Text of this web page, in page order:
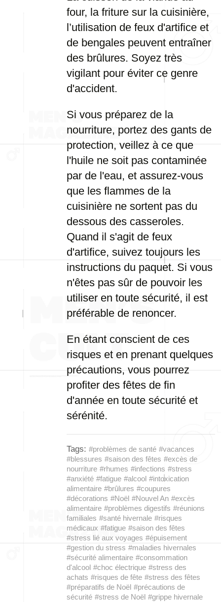
four, la friture sur la cuisinière,
l’utilisation de feux d'artifice et
de bengales peuvent entraîner
des brûlures. Soyez très
vigilant pour éviter ce genre
d'accident.
Si vous préparez de la
nourriture, portez des gants de
protection, veillez à ce que
l'huile ne soit pas contaminée
par de l'eau, et assurez-vous
que les flammes de la
cuisinière ne sortent pas du
dessous des casseroles.
Quand il s'agit de feux
d'artifice, suivez toujours les
instructions du paquet. Si vous
n'êtes pas sûr de pouvoir les
utiliser en toute sécurité, il est
préférable de renoncer.
En étant conscient de ces
risques et en prenant quelques
précautions, vous pourrez
profiter des fêtes de fin
d'année en toute sécurité et
sérénité.
Tags: #problèmes de santé #vacances
#blessures #saison des fêtes #excès de
nourriture #rhumes #infections #stress
#anxiété #fatigue #alcool #intoxication
alimentaire #brûlures #coupures
#décorations #Noël #Nouvel An #excès
alimentaire #problèmes digestifs #réunions
familiales #santé hivernale #risques
médicaux #fatigue #saison des fêtes
#stress lié aux voyages #épuisement
#gestion du stress #maladies hivernales
#sécurité alimentaire #consommation
d'alcool #choc électrique #stress des
achats #risques de fête #stress des fêtes
#préparatifs de Noël #précautions de
sécurité #stress de Noël #grippe hivernale